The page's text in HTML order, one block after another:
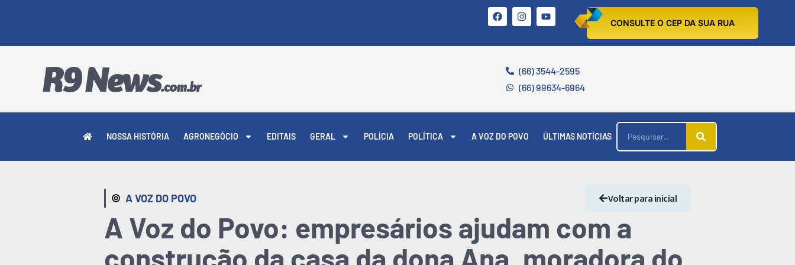
CONSULTE O CEP DA SUA RUA
(66) 3544-2595
(66) 99634-6964
NOSSA HISTÓRIA AGRONEGÓCIO EDITAIS GERAL POLÍCIA POLÍTICA A VOZ DO POVO ÚLTIMAS NOTÍCIAS
A VOZ DO POVO Voltar para inicial
A Voz do Povo: empresários ajudam com a
construção da casa da dona Ana, moradora do